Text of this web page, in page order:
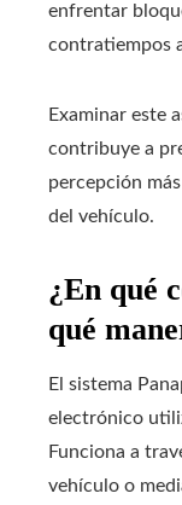
enfrentar
contratiempos
Examinar este
contribuye a
percepción
del vehículo.
¿En qué
qué
El sistema
electrónico
Funciona a
vehículo o